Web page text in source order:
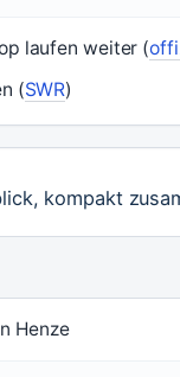
laufen weiter (
(SWR)
kompakt
Henze